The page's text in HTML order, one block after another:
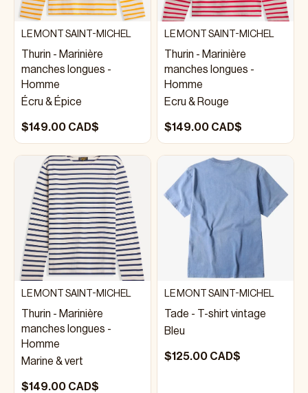
LE MONT SAINT-MICHEL
Thurin - Marinière
manches longues -
Homme
Écru & Épice
$149.00 CAD$
LE MONT SAINT-MICHEL
Thurin - Marinière
manches longues -
Homme
Ecru & Rouge
$149.00 CAD$
LE MONT SAINT-MICHEL
Thurin - Marinière
manches longues -
Homme
Marine & vert
$149.00 CAD$
LE MONT SAINT-MICHEL
Tade - T-shirt vintage
Bleu
$125.00 CAD$